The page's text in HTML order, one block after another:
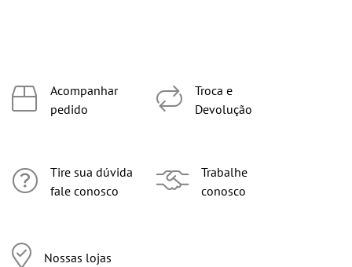
Acompanhar
pedido
Tire sua dúvida
fale conosco
Nossas lojas
Troca e
Devolução
Trabalhe
conosco